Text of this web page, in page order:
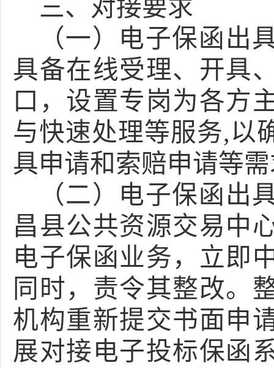
三、 对接要求
（一）电子保函出
具备在线受理、开具
口，设置专岗为各方
与快速处理等服务,以
具申请和索赔申请等
（二）电子保函出
昌县公共资源交易中
电子保函业务，立即
同时，责令其整改。
机构重新提交书面申
展对接电子投标保函